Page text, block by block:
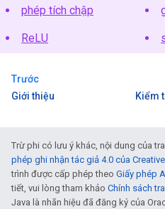
phép tích chập
ReLU
Trước
Giới thiệu
Kiểm
Trừ phi có lưu ý khác, nội dung của
phép ghi nhận tác giả 4.0 của
trình được cấp phép theo Giấy phép
tiết, vui lòng tham khảo Chính sách
Java là nhãn hiệu đã đăng ký của